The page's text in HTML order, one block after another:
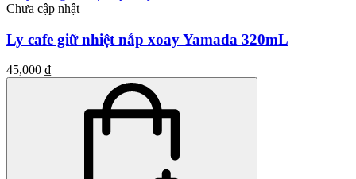
Chưa cập nhật
Ly cafe giữ nhiệt nắp xoay Yamada 320mL
45,000 ₫